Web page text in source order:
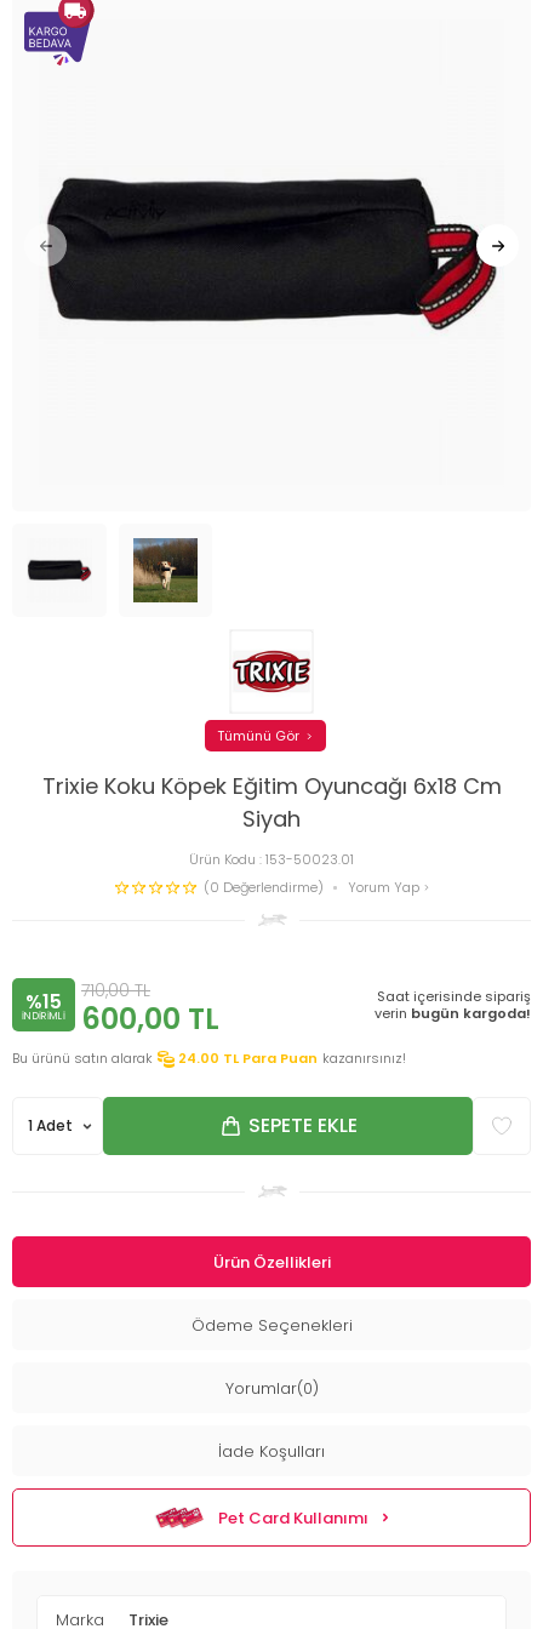
Trixie Koku Köpek Eğitim Oyuncağı 6x18 Cm
Siyah
Ürün Kodu :153-50023.01
(0 Değerlendirme)
Yorum Yap
Tümünü Gör
%15
INDIRIMLI
710,00TL
600,00 TL
Saat içerisinde sipariş
verin bugün kargoda!
Bu ürünü satın alarak 24.00 TL Para Puan kazanırsınız!
SEPETE EKLE
Ürün Özellikleri
Ödeme Seçenekleri
Yorumlar(0)
İade Koşulları
Pet Card Kullanımı
Marka Trixie